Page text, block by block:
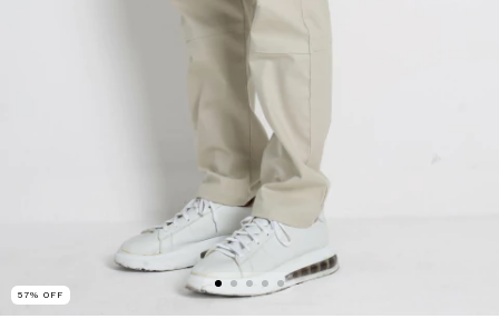
57% OFF